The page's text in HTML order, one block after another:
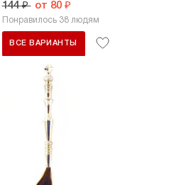
144 ₽ от 80 ₽
Понравилось 38 людям
ВСЕ ВАРИАНТЫ